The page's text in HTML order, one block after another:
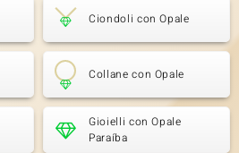
Ciondoli con Opale
Collane con Opale
Gioielli con Opale
Paraíba